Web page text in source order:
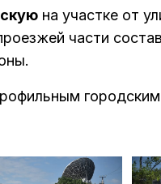
на участке от
части